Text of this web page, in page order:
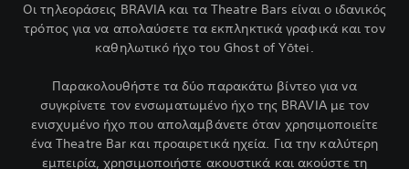
Οι τηλεοράσεις BRAVIA και τα Theatre Bars είναι ο ιδανικός
τρόπος για να απολαύσετε τα εκπληκτικά γραφικά και τον
καθηλωτικό ήχο του Ghost of Yōtei.
Παρακολουθήστε τα δύο παρακάτω βίντεο για να
συγκρίνετε τον ενσωματωμένο ήχο της BRAVIA με τον
ενισχυμένο ήχο που απολαμβάνετε όταν χρησιμοποιείτε
ένα Theatre Bar και προαιρετικά ηχεία. Για την καλύτερη
εμπειρία, χρησιμοποιήστε ακουστικά και ακούστε τη